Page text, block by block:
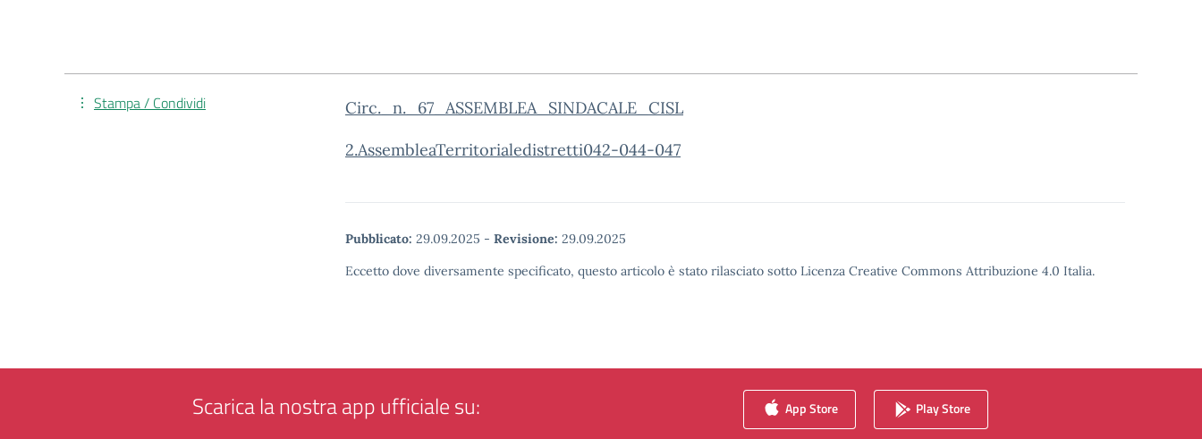
Circ._n._67_ASSEMBLEA_SINDACALE_CISL
2.AssembleaTerritorialedistretti042-044-047
Pubblicato: 29.09.2025 - Revisione: 29.09.2025
Eccetto dove diversamente specificato, questo articolo è stato rilasciato sotto Licenza Creative Commons Attribuzione 4.0 Italia.
Stampa / Condividi
Scarica la nostra app ufficiale su: App Store Play Store